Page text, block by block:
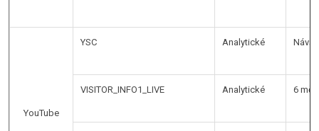
YouTube
YSC Analytické
VISITOR_INFO1_LIVE Analytické 6